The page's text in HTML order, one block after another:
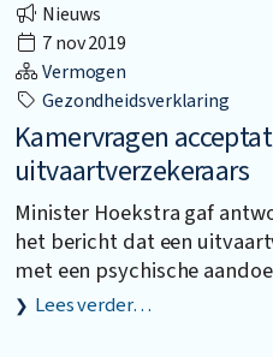
Nieuws
7 nov 2019
Vermogen
Gezondheidsverklaring
Kamervragen
uitvaartverzekeraars
Minister Hoekstra gaf
het bericht dat een
met een psychische
Lees verder…